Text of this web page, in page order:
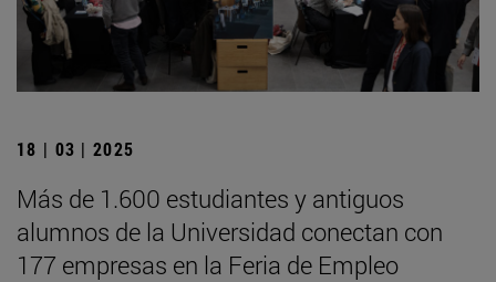
18 | 03 | 2025
Más de 1.600 estudiantes y antiguos
alumnos de la Universidad conectan con
177 empresas en la Feria de Empleo